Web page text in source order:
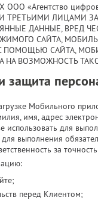
«Агентство
ТРЕТЬИМИ ЛИЦАМИ
ДАННЫЕ, ВРЕД
САЙТА,
САЙТА,
НА ВОЗМОЖНОСТЬ
защита
Мобильного
имя, адрес
для
выполнения
за
перед Клиентом;